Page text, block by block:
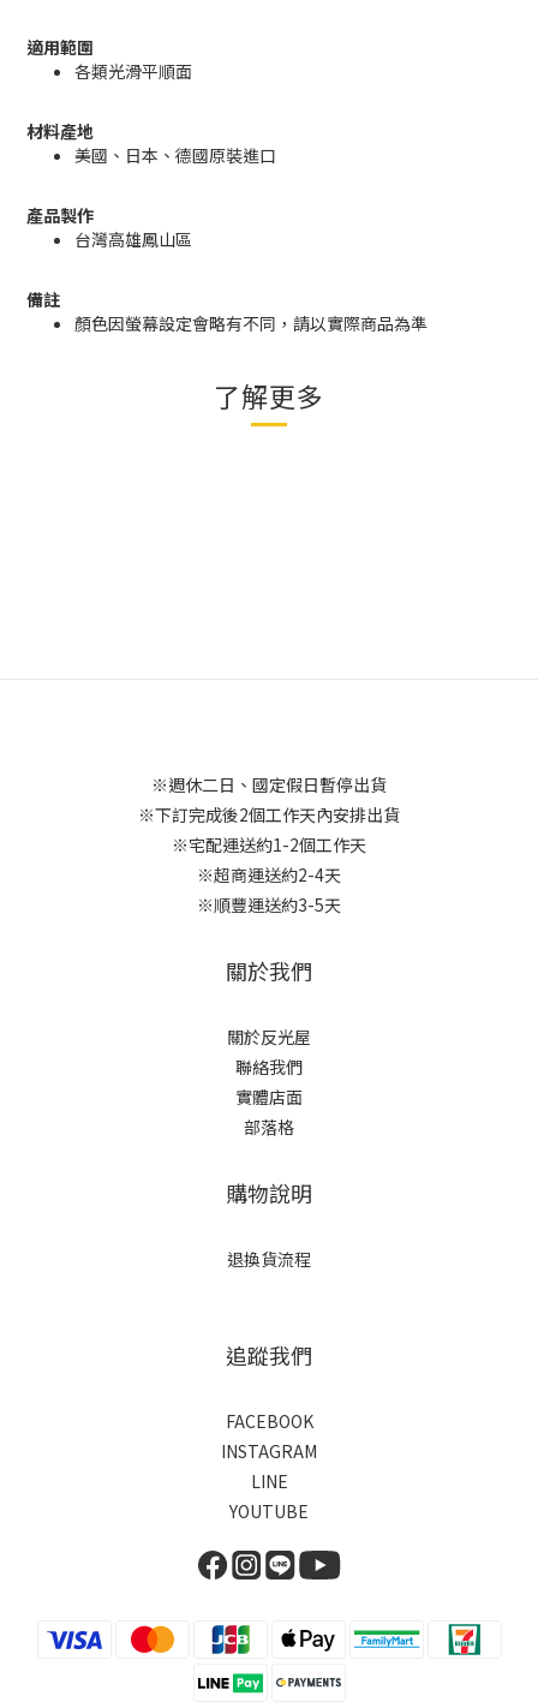
適用範圍
各類光滑平順面
材料產地
美國、日本、德國原裝進口
產品製作
台灣高雄鳳山區
備註
顏色因螢幕設定會略有不同，請以實際商品為準
了解更多
※週休二日、國定假日暫停出貨
※下訂完成後2個工作天內安排出貨
※宅配運送約1-2個工作天
※超商運送約2-4天
※順豐運送約3-5天
關於我們
關於反光屋
聯絡我們
實體店面
部落格
購物說明
退換貨流程
追蹤我們
FACEBOOK
INSTAGRAM
LINE
YOUTUBE